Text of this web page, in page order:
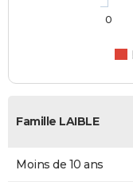
0
Famille LAIBLE
Moins de 10 ans